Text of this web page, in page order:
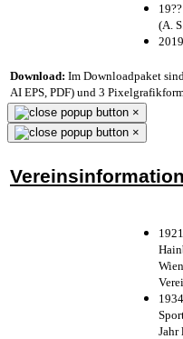
(A.
Download: Im Downloadpaket
AI EPS, PDF) und 3
×
×
Jahr